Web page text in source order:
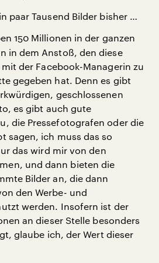
paar Tausend Bilder bisher …
150 Millionen in der ganzen
in dem Anstoß, den diese
der Facebook-Managerin zu
gegeben hat. Denn es gibt
geschlossenen
es gibt auch gute
die Pressefotografen oder die
sagen, ich muss das so
das wird mir von den
und dann bieten die
Bilder an, die dann
den Werbe- und
werden. Insofern ist der
an dieser Stelle besonders
glaube ich, der Wert dieser